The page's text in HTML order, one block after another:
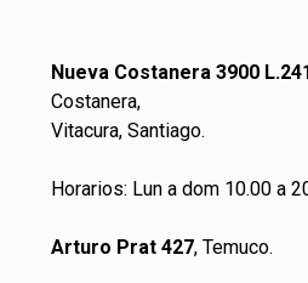
Nueva Costanera 3900
Costanera,
Vitacura, Santiago.
Horarios: Lun a dom 10.00 a
Arturo Prat 427, Temuco.